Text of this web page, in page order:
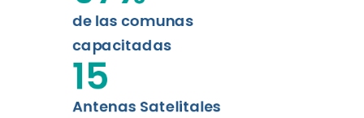
de las comunas
capacitadas
Antenas Satelitales
15